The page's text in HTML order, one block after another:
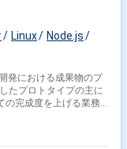
Linux
Node.js
発における成果物のプ
たプロトタイプの主に
完成度を上げる業務)
ュメント作成 -必要